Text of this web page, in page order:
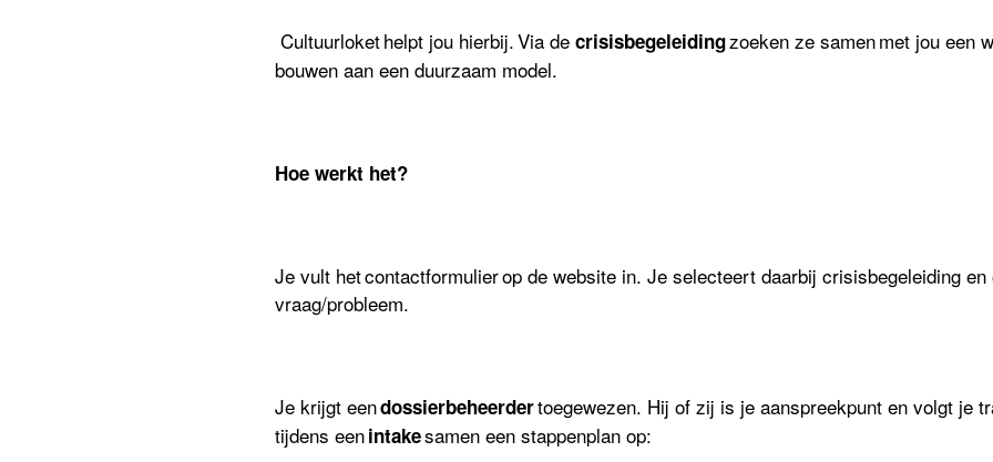
Cultuurloket helpt jou hierbij. Via decrisisbegeleidingzoeken ze samen met jou een
bouwen aan een duurzaam model.
Hoe werkt het?
Je vult het contactformulier op de website in. Je selecteert daarbij crisisbegeleiding
vraag/probleem.
Je krijgt eendossierbeheerdertoegewezen. Hij of zij is je aanspreekpunt en volgt je
tijdens eenintakesamen een stappenplan op: